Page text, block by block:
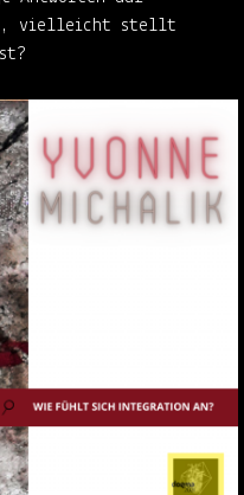
vielleicht stellt